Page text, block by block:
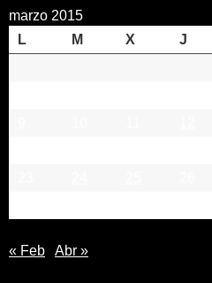
marzo 2015
L
M X J
« Feb Abr »